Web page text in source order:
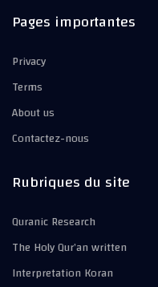
Pages importantes
Privacy
Terms
About us
Contactez-nous
Rubriques du site
Quranic Research
The Holy Qur’an written
Interpretation Koran